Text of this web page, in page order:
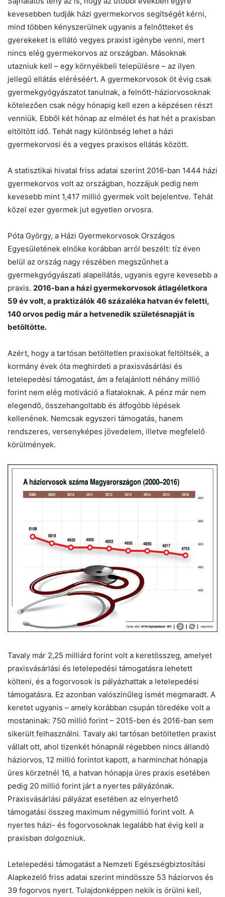
kevesebben tudják házi gyermekorvos segítségét kérni,
mind többen kényszerülnek ugyanis a felnőtteket és
gyerekeket is ellátó vegyes praxist igénybe venni, mert
nincs elég gyermekorvos az országban. Másoknak
utazniuk kell – egy környékbeli településre – az ilyen
jellegű ellátás eléréséért. A gyermekorvosok öt évig csak
gyermekgyógyászatot tanulnak, a felnőtt-háziorvosoknak
kötelezően csak négy hónapig kell ezen a képzésen részt
venniük. Ebből két hónap az elmélet és hat hét a praxisban
eltöltött idő. Tehát nagy különbség lehet a házi
gyermekorvosi és a vegyes praxisos ellátás között.
A statisztikai hivatal friss adatai szerint 2016-ban 1444 házi
gyermekorvos volt az országban, hozzájuk pedig nem
kevesebb mint 1,417 millió gyermek volt bejelentve. Tehát
közel ezer gyermek jut egyetlen orvosra.
Póta György, a Házi Gyermekorvosok Országos
Egyesületének elnöke korábban arról beszélt: tíz éven
belül az ország nagy részében megszűnhet a
gyermekgyógyászati alapellátás, ugyanis egyre kevesebb a
praxis. 2016-ban a házi gyermekorvosok átlagéletkora
59 év volt, a praktizálók 46 százaléka hatvan év feletti,
140 orvos pedig már a hetvenedik születésnapját is
betöltötte.
Azért, hogy a tartósan betöltetlen praxisokat feltöltsék, a
kormány évek óta meghirdeti a praxisvásárlási és
letelepedési támogatást, ám a felajánlott néhány millió
forint nem elég motiváció a fiataloknak. A pénz már nem
elegendő, összehangoltabb és átfogóbb lépések
kellenének. Nemcsak egyszeri támogatás, hanem
rendszeres, versenyképes jövedelem, illetve megfelelő
körülmények.
Tavaly már 2,25 milliárd forint volt a keretösszeg, amelyet
praxisvásárlási és letelepedési támogatásra lehetett
költeni, és a fogorvosok is pályázhattak a letelepedési
támogatásra. Ez azonban valószínűleg ismét megmaradt. A
keretet ugyanis – amely korábban csupán töredéke volt a
mostaninak: 750 millió forint – 2015-ben és 2016-ban sem
sikerült felhasználni. Tavaly aki tartósan betöltetlen praxist
vállalt ott, ahol tizenkét hónapnál régebben nincs állandó
háziorvos, 12 millió forintot kapott, a harminchat hónapja
üres körzetnél 16, a hatvan hónapja üres praxis esetében
pedig 20 millió forint járt a nyertes pályázónak.
Praxisvásárlási pályázat esetében az elnyerhető
támogatási összeg maximum négymillió forint volt. A
nyertes házi- és fogorvosoknak legalább hat évig kell a
praxisban dolgozniuk.
Letelepedési támogatást a Nemzeti Egészségbiztosítási
Alapkezelő friss adatai szerint mindössze 53 háziorvos és
39 fogorvos nyert. Tulajdonképpen nekik is örülni kell,